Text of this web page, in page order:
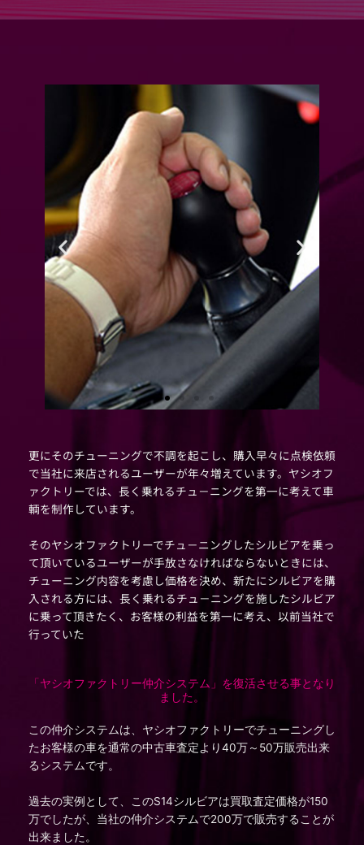
更にそのチューニングで不調を起こし、購入早々に点検依頼
で当社に来店されるユーザーが年々増えています。ヤシオフ
ァクトリーでは、長く乗れるチュ－ニングを第一に考えて車
輌を制作しています。
そのヤシオファクトリーでチュ－ニングしたシルビアを乗っ
て頂いているユーザーが手放さなければならないときには、
チューニング内容を考慮し価格を決め、新たにシルビアを購
入される方には、長く乗れるチュ－ニングを施したシルビア
に乗って頂きたく、お客様の利益を第一に考え、以前当社で
行っていた
「ヤシオファクトリー仲介システム」を復活させる事となり
ました。
この仲介システムは、ヤシオファクトリーでチューニングし
たお客様の車を通常の中古車査定より40万～50万販売出来
るシステムです。
過去の実例として、このS14シルビアは買取査定価格が150
万でしたが、当社の仲介システムで200万で販売することが
出来ました。